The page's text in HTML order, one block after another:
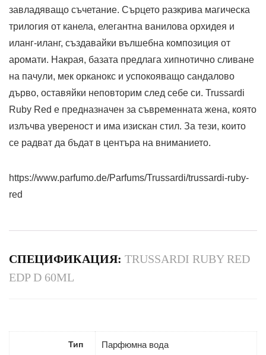
завладяващо съчетание. Сърцето разкрива магическа
трилогия от канела, елегантна ванилова орхидея и
иланг-иланг, създавайки вълшебна композиция от
аромати. Накрая, базата предлага хипнотично сливане
на пачули, мек орканокс и успокояващо сандалово
дърво, оставяйки неповторим след себе си. Trussardi
Ruby Red е предназначен за съвременната жена, която
излъчва увереност и има изискан стил. За тези, които
се радват да бъдат в центъра на вниманието.
https://www.parfumo.de/Parfums/Trussardi/trussardi-ruby-
red
СПЕЦИФИКАЦИЯ: TRUSSARDI RUBY RED
EDP D 60ML
Тип Парфюмна вода